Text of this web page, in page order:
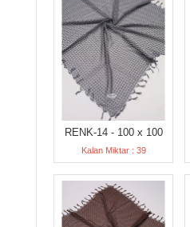
RENK-14 - 100 x 100
Kalan Miktar : 39